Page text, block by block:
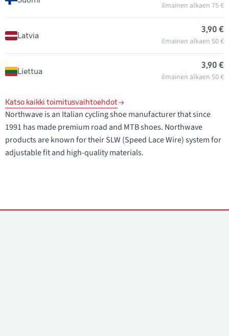
ilmainen alkaen 75 €
Latvia
3,90 €
ilmainen alkaen 50 €
Liettua
3,90 €
ilmainen alkaen 50 €
Katso kaikki toimitusvaihtoehdot
Northwave is an Italian cycling shoe manufacturer that since
1991 has made premium road and MTB shoes. Northwave
products are known for their SLW (Speed Lace Wire) system for
adjustable fit and high-quality materials.